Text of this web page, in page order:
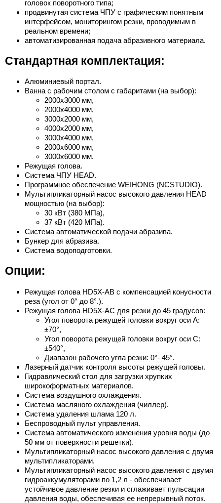
головок поворотного типа;
продвинутая система ЧПУ с графическим понятным
интерфейсом, мониторингом резки, проводимым в
реальном времени;
автоматизированная подача абразивного материала.
Стандартная комплектация:
Алюминиевый портал.
Ванна с рабочим столом с габаритами (на выбор):
2000х3000 мм,
2000х4000 мм,
3000х2000 мм,
4000х2000 мм,
3000х4000 мм,
2000х6000 мм,
3000х6000 мм.
Режущая голова.
Система ЧПУ HEAD.
Программное обеспечение WEIHONG (NCSTUDIO).
Мультипликаторный насос высокого давления HEAD
мощностью (на выбор):
30 кВт (380 МПа),
37 кВт (420 МПа).
Система автоматической подачи абразива.
Бункер для абразива.
Система водоподготовки.
Опции:
Режущая голова HD5X-АВ с компенсацией конусности
реза (угол от 0° до 8°.).
Режущая голова HD5X-AС для резки до 45 градусов:
Угол поворота режущей головки вокруг оси А:
±70°,
Угол поворота режущей головки вокруг оси С:
±540°,
Диапазон рабочего угла резки: 0°- 45°.
Лазерный датчик контроля высоты режущей головы.
Гидравлический стол для загрузки хрупких
широкоформатных материалов.
Система воздушного охлаждения.
Система масляного охлаждения (чиллер).
Система удаления шлама 120 л.
Беспроводный пульт управления.
Система автоматического изменения уровня воды (до
50 мм от поверхности решетки).
Мультипликаторный насос высокого давления с двумя
мультипликаторами.
Мультипликаторный насос высокого давления с двумя
гидроаккумуляторами по 1,2 л - обеспечивает
устойчивое давление резки и сглаживает пульсации
давления воды, обеспечивая ее непрерывный поток.